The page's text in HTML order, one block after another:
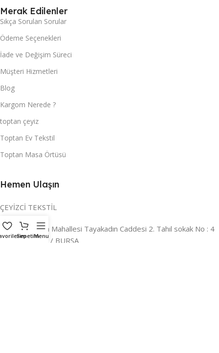
Merak Edilenler
Sıkça Sorulan Sorular
Ödeme Seçenekleri
İade ve Değişim Süreci
Müşteri Hizmetleri
Blog
Kargom Nerede ?
toptan çeyiz
Toptan Ev Tekstil
Toptan Masa Örtüsü
Hemen Ulaşın
ÇEYİZCİ TEKSTİL
Adres:Reyhan Mahallesi Tayakadın Caddesi 2. Tahıl sokak No : 4
/ a Osmangazi / BURSA
SepetimMenu